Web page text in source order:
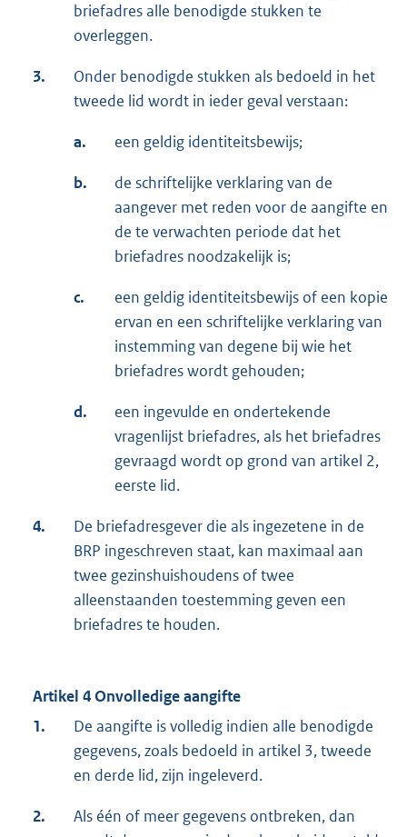
briefadres alle benodigde stukken te
overleggen.
3.
Onder benodigde stukken als bedoeld in het
tweede lid wordt in ieder geval verstaan:
a. een geldig identiteitsbewijs;
b.
de schriftelijke verklaring van de
aangever met reden voor de aangifte en
de te verwachten periode dat het
briefadres noodzakelijk is;
c.
een geldig identiteitsbewijs of een kopie
ervan en een schriftelijke verklaring van
instemming van degene bij wie het
briefadres wordt gehouden;
d.
een ingevulde en ondertekende
vragenlijst briefadres, als het briefadres
gevraagd wordt op grond van artikel 2,
eerste lid.
4.
De briefadresgever die als ingezetene in de
BRP ingeschreven staat, kan maximaal aan
twee gezinshuishoudens of twee
alleenstaanden toestemming geven een
briefadres te houden.
Artikel 4 Onvolledige aangifte
1.
De aangifte is volledig indien alle benodigde
gegevens, zoals bedoeld in artikel 3, tweede
en derde lid, zijn ingeleverd.
2.
Als één of meer gegevens ontbreken, dan